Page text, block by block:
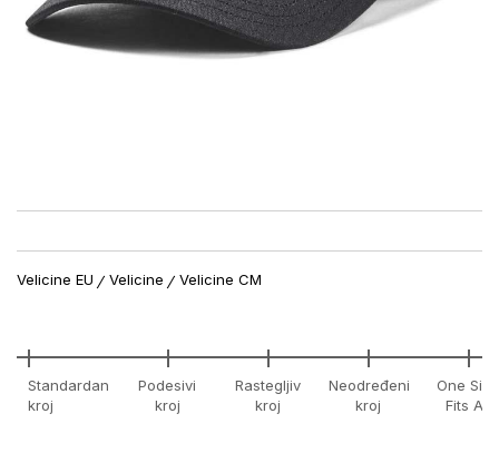
Velicine EU Velicine Velicine CM
Standardan
kroj
Podesivi
kroj
Rastegljiv
kroj
Neodređeni
kroj
One Size
Fits All